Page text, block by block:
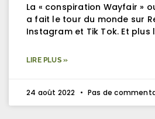
La « conspiration Wayfair »
a fait le tour du monde sur
Instagram et Tik Tok. Et plus
LIRE PLUS »
24 août 2022 Pas de